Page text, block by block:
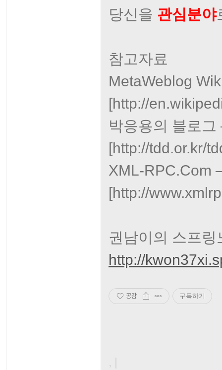
당신을 관심분야
참고자료
MetaWeblog
[http://
박응용의 블로
[http://tdd.or.kr/
XML-RPC.Com
[http://
권남이의 스프링
http://
공감 구독하기
, |